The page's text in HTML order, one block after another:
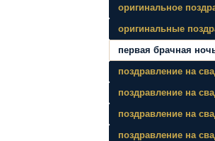
оригинальное
оригинальные
первая брачная
поздравление на
поздравление на
поздравление на
поздравление на